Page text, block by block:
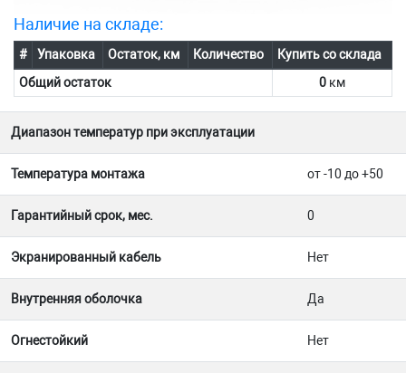
Наличие на складе:
# Упаковка Остаток, км Количество
Купить со склада
Общий остаток
0 км
Диапазон температур при эксплуатации
Температура монтажа от -10 до +50
Гарантийный срок, мес. 0
Экранированный кабель Нет
Внутренняя оболочка Да
Огнестойкий Нет